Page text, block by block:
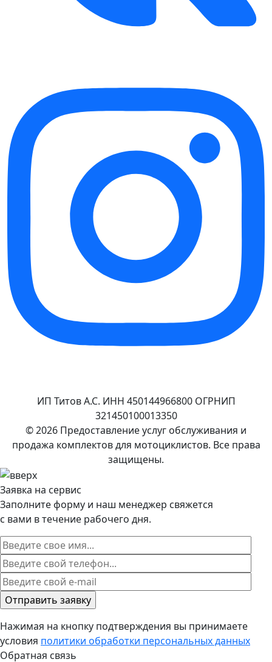
ИП Титов А.С. ИНН 450144966800 ОГРНИП
321450100013350
© 2026 Предоставление услуг обслуживания и
продажа комплектов для мотоциклистов. Все права
защищены.
Заявка на сервис
Заполните форму и наш менеджер свяжется
с вами в течение рабочего дня.
Нажимая на кнопку подтверждения вы принимаете
условия политики обработки персональных данных
Обратная связь